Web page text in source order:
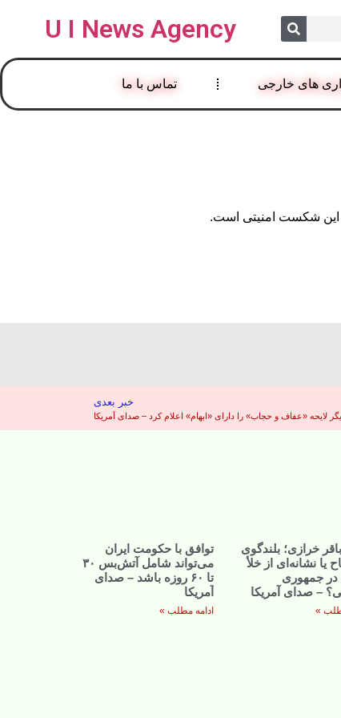
U I News Agency
های خارجی تماس با ما
این شکست امنیتی است.
خبر بعدی
لایحه «عفاف و حجاب» را دارای «ابهام» اعلام کرد – صدای آمریکا
خرازی؛ بلندگوی
یا نشانه‌ای از خلأ
جمهوری
– صدای آمریکا
»
توافق با حکومت ایران
می‌تواند شامل آتش‌بس ۳۰
تا ۶۰ روزه باشد – صدای
آمریکا
ادامه مطلب »